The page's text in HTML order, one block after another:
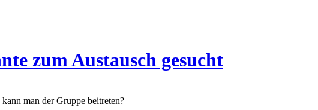
zum Austausch gesucht
man der Gruppe beitreten?